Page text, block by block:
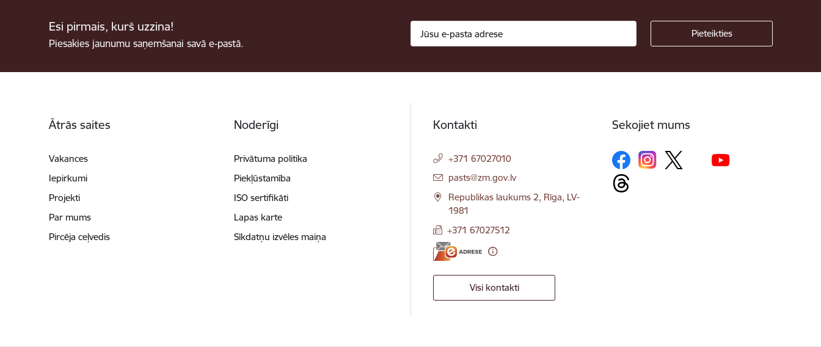
Esi pirmais, kurš uzzina!
Piesakies jaunumu saņemšanai savā e-pastā.
Ātrās saites
Vakances
Iepirkumi
Projekti
Par mums
Pircēja ceļvedis
Noderīgi
Privātuma politika
Piekļūstamība
ISO sertifikāti
Lapas karte
Sīkdatņu izvēles maiņa
Kontakti
+371 67027010
E-pasts:
pasts@zm.gov.lv
Republikas laukums 2, Rīga, LV-
1981
+371 67027512
Visi kontakti
Sekojiet mums